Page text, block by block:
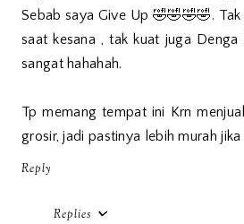
Sebab saya Give Up 🤣🤣🤣🤣.
saat kesana , tak kuat juga
sangat hahahah.
Tp memang tempat ini Krn
grosir, jadi pastinya lebih murah
Reply
Replies